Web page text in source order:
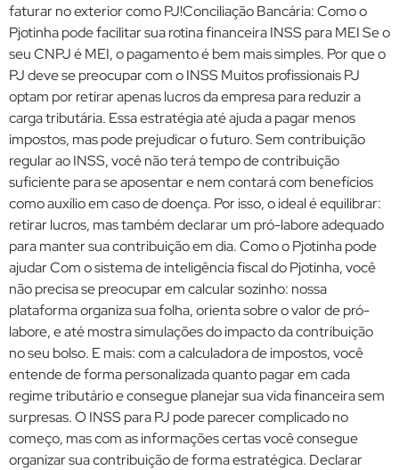
faturar no exterior como PJ!Conciliação Bancária: Como o
Pjotinha pode facilitar sua rotina financeira INSS para MEI Se o
seu CNPJ é MEI, o pagamento é bem mais simples. Por que o
PJ deve se preocupar com o INSS Muitos profissionais PJ
optam por retirar apenas lucros da empresa para reduzir a
carga tributária. Essa estratégia até ajuda a pagar menos
impostos, mas pode prejudicar o futuro. Sem contribuição
regular ao INSS, você não terá tempo de contribuição
suficiente para se aposentar e nem contará com benefícios
como auxílio em caso de doença. Por isso, o ideal é equilibrar:
retirar lucros, mas também declarar um pró-labore adequado
para manter sua contribuição em dia. Como o Pjotinha pode
ajudar Com o sistema de inteligência fiscal do Pjotinha, você
não precisa se preocupar em calcular sozinho: nossa
plataforma organiza sua folha, orienta sobre o valor de pró-
labore, e até mostra simulações do impacto da contribuição
no seu bolso. E mais: com a calculadora de impostos, você
entende de forma personalizada quanto pagar em cada
regime tributário e consegue planejar sua vida financeira sem
surpresas. O INSS para PJ pode parecer complicado no
começo, mas com as informações certas você consegue
organizar sua contribuição de forma estratégica. Declarar